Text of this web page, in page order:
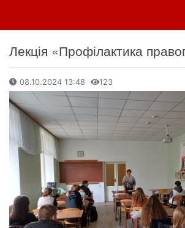
Лекція «Профілактика
08.10.2024 13:48 123